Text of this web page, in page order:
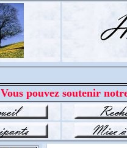
Vous pouvez soutenir